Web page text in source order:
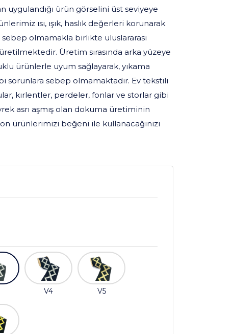
uygulandığı ürün görselini üst seviyeye
ısı, ışık, haslık değerleri korunarak
olmamakla birlikte uluslararası
Üretim sırasında arka yüzeye
ürünlerle uyum sağlayarak, yıkama
sorunlara sebep olmamaktadır. Ev tekstili
kırlentler, perdeler, fonlar ve storlar gibi
asrı aşmış olan dokuma üretiminin
ürünlerimizi beğeni ile kullanacağınızı
V4 V5